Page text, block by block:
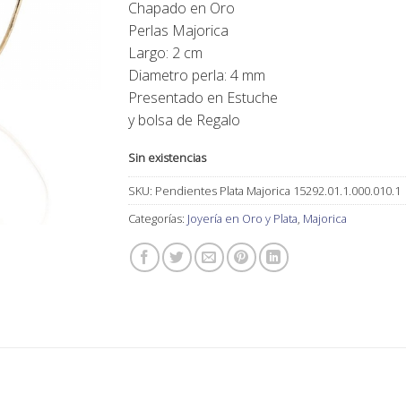
45,00€.
Chapado en Oro
Perlas Majorica
Largo: 2 cm
Diametro perla: 4 mm
Presentado en Estuche
y bolsa de Regalo
Sin existencias
SKU: Pendientes Plata Majorica 15292.01.1.000.010.1
Categorías: Joyería en Oro y Plata Majorica